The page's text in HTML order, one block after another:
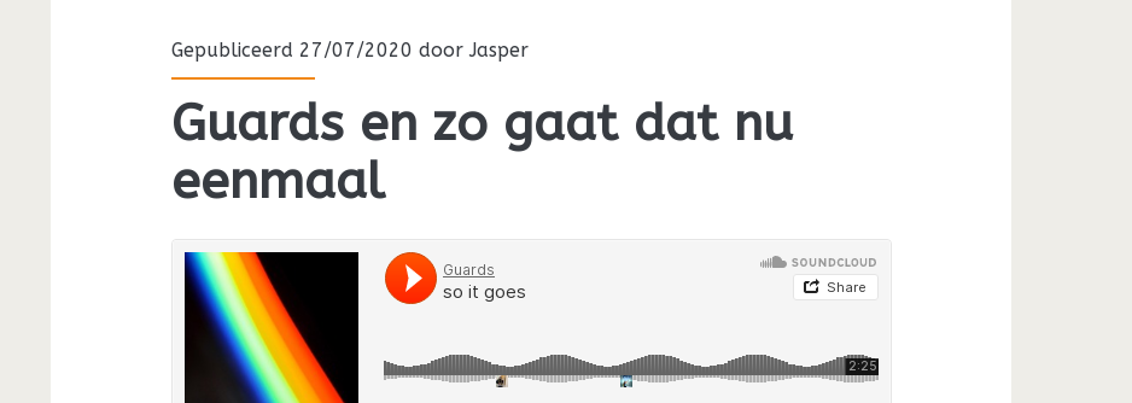
Spells</span>
Gepubliceerd 27/07/2020 doorJasper
Guards en zo gaat dat nu
eenmaal